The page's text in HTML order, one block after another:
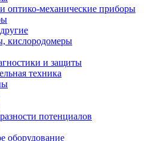
оптико-механические приборы
кислородомеры
и защиты
техника
потенциалов
оборудование